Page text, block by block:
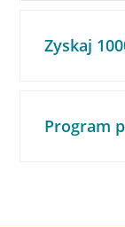
Zyskaj
Program